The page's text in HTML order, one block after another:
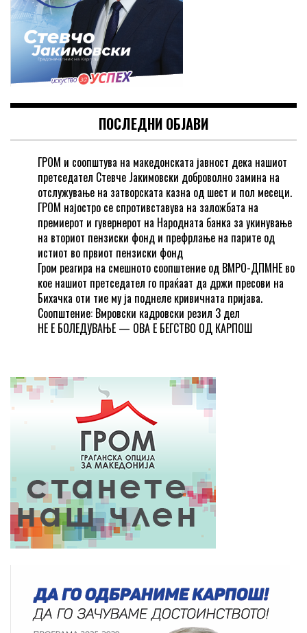
ПОСЛЕДНИ ОБЈАВИ
ГРОМ и соопштува на македонската јавност дека нашиот
претседател Стевче Јакимовски доброволно замина на
отслужување на затворската казна од шест и пол месеци.
ГРОМ најостро се спротивставува на заложбата на
премиерот и гувернерот на Народната банка за укинување
на вториот пензиски фонд и префрлање на парите од
истиот во првиот пензиски фонд
Гром реагира на смешното соопштение од ВМРО-ДПМНЕ во
кое нашиот претседател го праќаат да држи пресови на
Бихачка оти тие му ја поднеле кривичната пријава.
Соопштение: Вмровски кадровски резил 3 дел
НЕ Е БОЛЕДУВАЊЕ — ОВА Е БЕГСТВО ОД КАРПОШ